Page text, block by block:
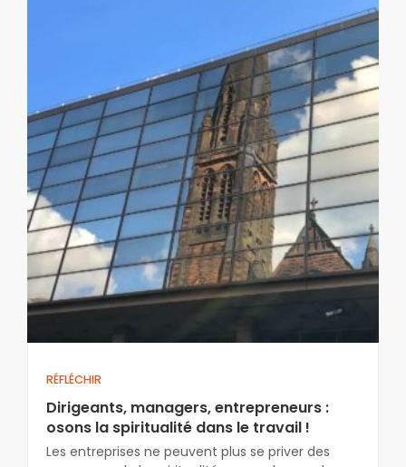
RÉFLÉCHIR
Dirigeants, managers, entrepreneurs :
osons la spiritualité dans le travail !
Les entreprises ne peuvent plus se priver des